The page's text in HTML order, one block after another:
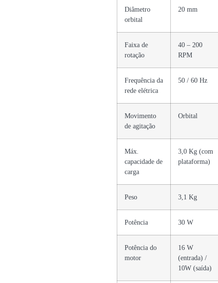
Diâmetro
orbital
20 mm
Faixa de
rotação
40 – 200
RPM
Frequência da
rede elétrica
50 / 60 Hz
Movimento
de agitação
Orbital
Máx.
capacidade de
carga
3,0 Kg (com
plataforma)
Peso 3,1 Kg
Potência 30 W
Potência do
motor
16 W
(entrada) /
10W (saída)